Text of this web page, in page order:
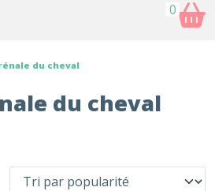
0
du cheval
du cheval